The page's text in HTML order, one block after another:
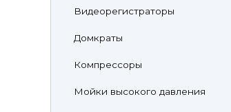
Видеорегистраторы
Домкраты
Компрессоры
Мойки высокого давления